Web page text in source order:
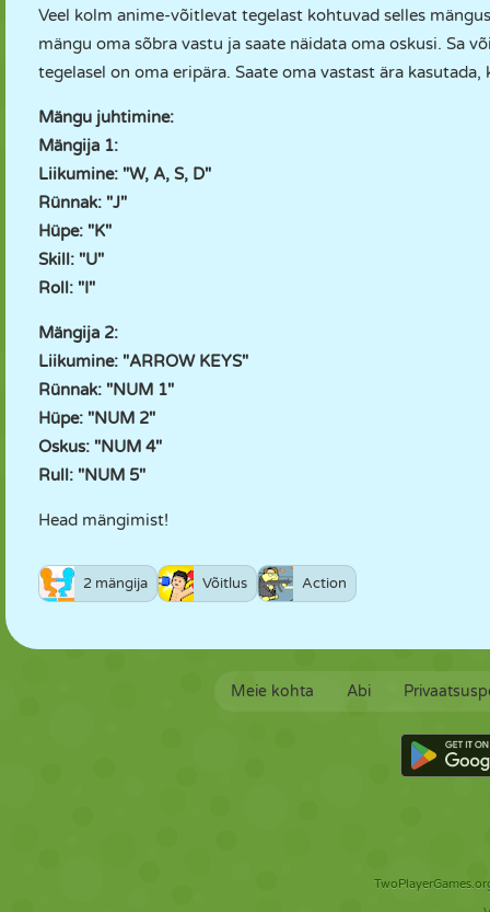
Veel kolm anime-võitlevat tegelast kohtuvad selles
mängu oma sõbra vastu ja saate näidata oma oskusi. Sa
tegelasel on oma eripära. Saate oma vastast ära
Mängu juhtimine:
Mängija 1:
Liikumine: "W, A, S, D"
Rünnak: "J"
Hüpe: "K"
Skill: "U"
Roll: "I"
Mängija 2:
Liikumine: "ARROW KEYS"
Rünnak: "NUM 1"
Hüpe: "NUM 2"
Oskus: "NUM 4"
Rull: "NUM 5"
Head mängimist!
2 mängija Võitlus Action
Meie kohta Abi